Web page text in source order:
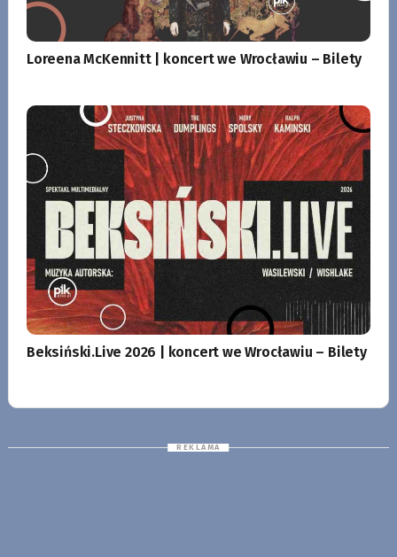
Loreena McKennitt | koncert we Wrocławiu – Bilety
Beksiński.Live 2026 | koncert we Wrocławiu – Bilety